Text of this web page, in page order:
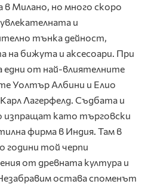
Милано, но много скоро
и
тънка дейност,
на бижута и аксесоари. При
едни от най-влиятелните
Уолтър Албини и Елио
Лагерфелд. Съдбата и
изпращат като търговски
фирма в Индия. Там в
години той черпи
от древната култура и
остава споменът